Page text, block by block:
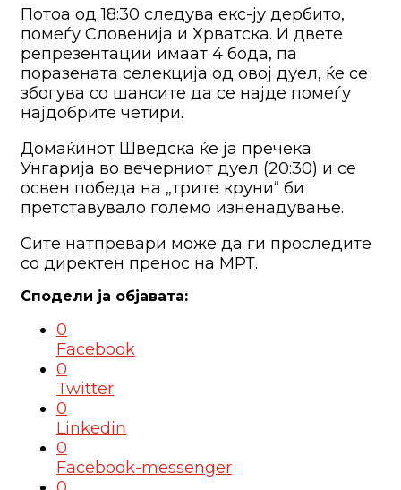
Потоа од 18:30 следува екс-ју дербито,
помеѓу Словенија и Хрватска. И двете
репрезентации имаат 4 бода, па
поразената селекција од овој дуел, ќе се
збогува со шансите да се најде помеѓу
најдобрите четири.
Домаќинот Шведска ќе ја пречека
Унгарија во вечерниот дуел (20:30) и се
освен победа на „трите круни“ би
претставувало големо изненадување.
Сите натпревари може да ги проследите
со директен пренос на МРТ.
0
Facebook
0
Twitter
0
Linkedin
0
Facebook-messenger